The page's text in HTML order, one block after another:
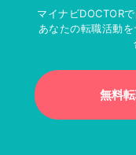
マイナビDOCTOR
あなたの転職活動
無料